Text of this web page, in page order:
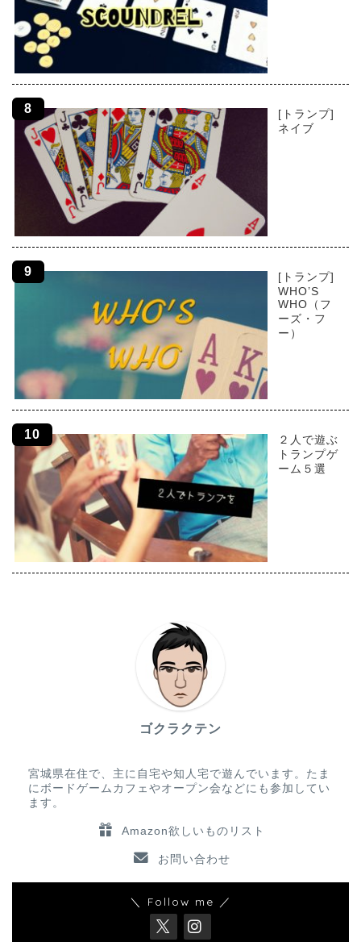
[トランプ]
ネイブ
[トランプ]
WHO’S
WHO（フ
ーズ・フ
ー）
２人で遊ぶ
トランプゲ
ーム５選
ゴクラクテン
宮城県在住で、主に自宅や知人宅で遊んでいます。たま
にボードゲームカフェやオープン会などにも参加してい
ます。
Amazon欲しいものリスト
お問い合わせ
＼ Follow me ／